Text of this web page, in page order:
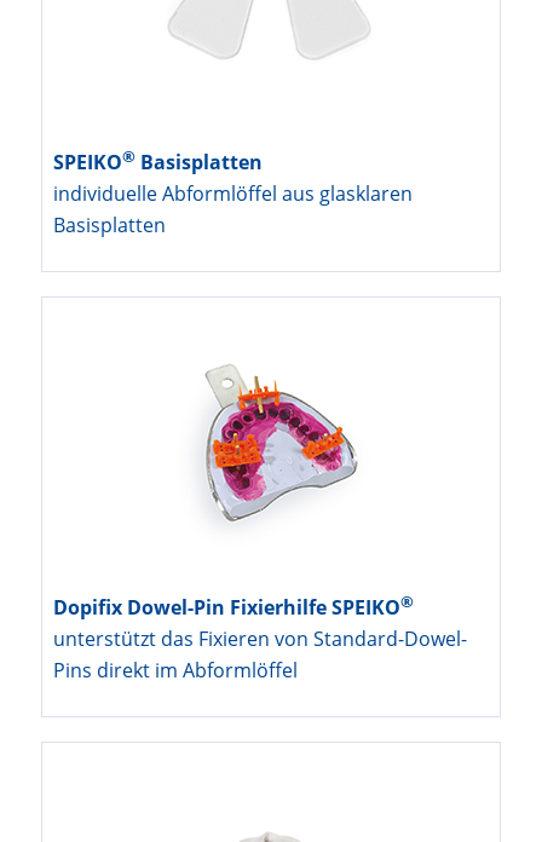
SPEIKO®Basisplatten
individuelle Abformlöffel aus glasklaren
Basisplatten
Dopifix Dowel-Pin Fixierhilfe SPEIKO®
unterstützt das Fixieren von Standard-Dowel-
Pins direkt im Abformlöffel